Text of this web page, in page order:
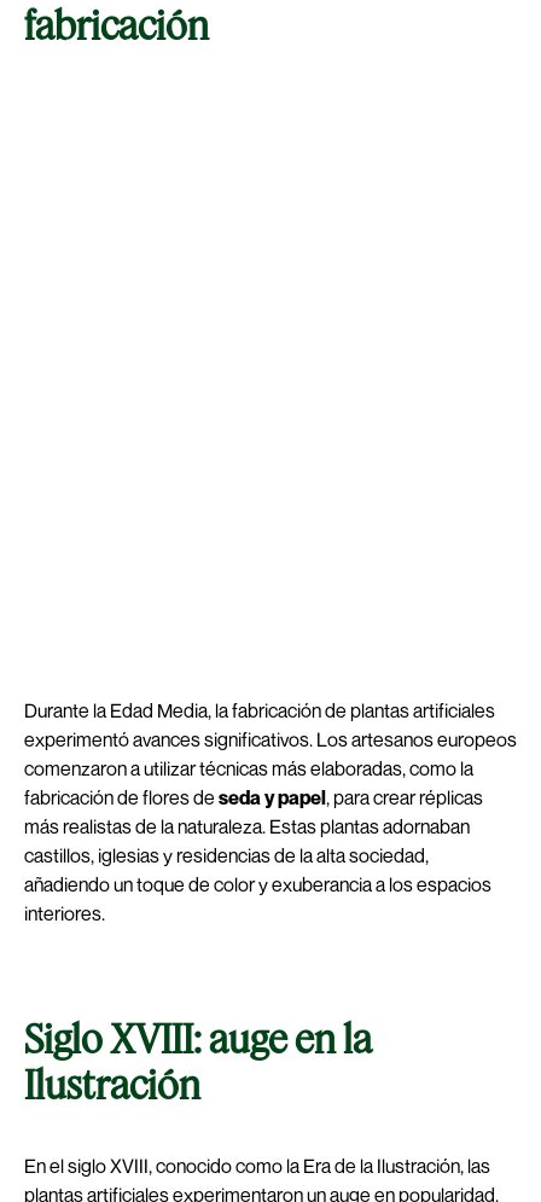
fabricación
Durante la Edad Media, la fabricación de plantas artificiales
experimentó avances significativos. Los artesanos europeos
comenzaron a utilizar técnicas más elaboradas, como la
fabricación de flores de seda y papel, para crear réplicas
más realistas de la naturaleza. Estas plantas adornaban
castillos, iglesias y residencias de la alta sociedad,
añadiendo un toque de color y exuberancia a los espacios
interiores.
Siglo XVIII: auge en la
Ilustración
En el siglo XVIII, conocido como la Era de la Ilustración, las
plantas artificiales experimentaron un auge en popularidad.